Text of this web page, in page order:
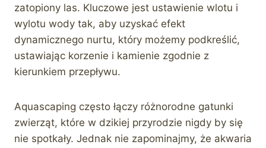
zatopiony las. Kluczowe jest ustawienie wlotu i
wylotu wody tak, aby uzyskać efekt
dynamicznego nurtu, który możemy podkreślić,
ustawiając korzenie i kamienie zgodnie z
kierunkiem przepływu.
Aquascaping często łączy różnorodne gatunki
zwierząt, które w dzikiej przyrodzie nigdy by się
nie spotkały. Jednak nie zapominajmy, że akwaria